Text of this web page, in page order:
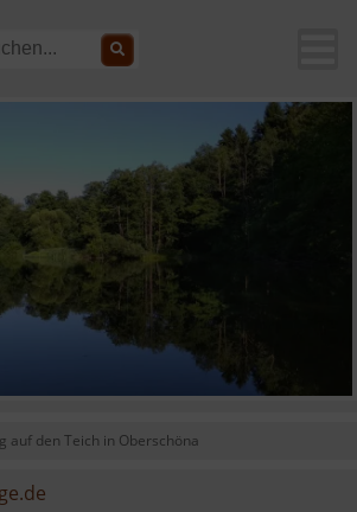
auf den Teich in Oberschöna